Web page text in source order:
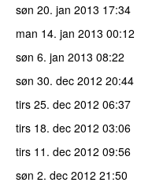
søn 20. jan 2013 17:34
man 14. jan 2013 00:12
søn 6. jan 2013 08:22
søn 30. dec 2012 20:44
tirs 25. dec 2012 06:37
tirs 18. dec 2012 03:06
tirs 11. dec 2012 09:56
søn 2. dec 2012 21:50